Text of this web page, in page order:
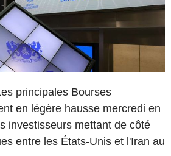
principales Bourses
en légère hausse mercredi en
investisseurs mettant de côté
entre les États-Unis et l'Iran au